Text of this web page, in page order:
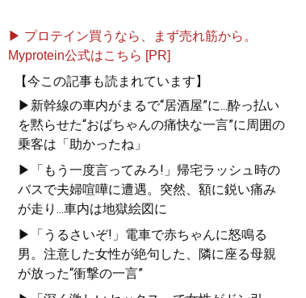
▶ プロテイン買うなら、まず売れ筋から。
Myprotein公式はこちら [PR]
【今この記事も読まれています】
▶新幹線の車内がまるで“居酒屋”に...酔っ払い
を黙らせた“おばちゃんの痛快な一言”に周囲の
乗客は「助かったね」
▶「もう一度言ってみろ!」帰宅ラッシュ時の
バスで夫婦喧嘩に遭遇。突然、額に鋭い痛み
が走り...車内は地獄絵図に
▶「うるさいぞ!」電車で赤ちゃんに怒鳴る
男。注意した女性が絶句した、隣に座る母親
が放った“衝撃の一言”